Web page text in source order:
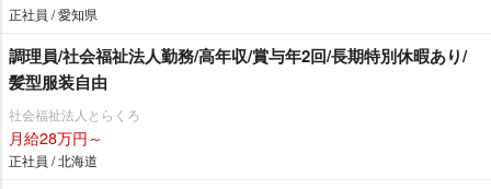
正社員 / 愛知県
調理員/社会福祉法人勤務/高年収/賞与年2回/長期特別休暇あり/
髪型服装自由
社会福祉法人とらくろ
月給28万円～
正社員 / 北海道